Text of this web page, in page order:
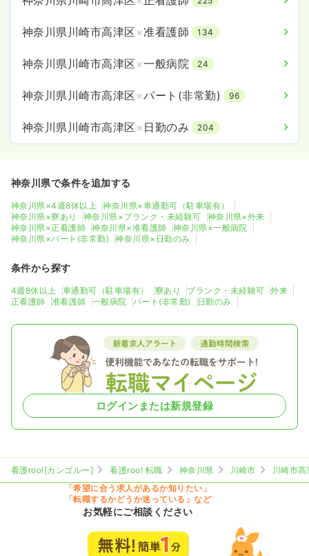
神奈川県川崎市高津区 ×准看護師 134
神奈川県川崎市高津区 ×一般病院 24
神奈川県川崎市高津区 ×パート(非常勤) 96
神奈川県川崎市高津区 × 日勤のみ 204
神奈川県で条件を追加する
神奈川県×4週8休以上
神奈川県×車通勤可（駐車場有）
神奈川県×寮あり
神奈川県×ブランク・未経験可
神奈川県×外来
神奈川県×正看護師
神奈川県×准看護師
神奈川県×一般病院
神奈川県×パート(非常勤)
神奈川県×日勤のみ
条件から探す
4週8休以上 車通勤可（駐車場有） 寮あり ブランク・未経験可
外来
正看護師
准看護師 一般病院 パート(非常勤) 日勤のみ
ログインまたは新規登録
看護roo![カンゴルー] 看護roo! 転職 神奈川県 川崎市
川崎市
「希望に合う求人があるか知りたい」
「転職するかどうか迷っている」など
お気軽にご相談ください